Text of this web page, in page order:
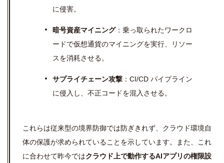
に侵害。
暗号資産マイニング：乗っ取られたワークロ
ードで仮想通貨のマイニングを実行、リソー
スを消耗させる。
サプライチェーン攻撃 ：CI/CD パイプライン
に侵入し、不正コードを混入させる。
これらは従来型の境界防御では防ぎきれず、クラウド環境自
体の保護が求められていることを示しています。また、これ
に合わせて昨今ではクラウド上で動作するAIアプリの権限設